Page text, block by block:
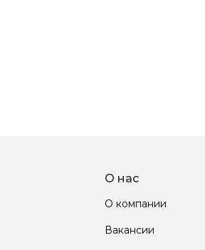
О нас
О компании
Вакансии